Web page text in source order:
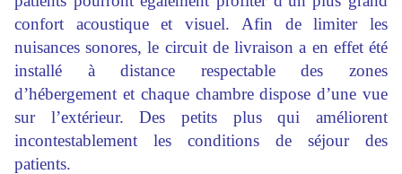
confort acoustique et visuel. Afin de limiter les
nuisances sonores, le circuit de livraison a en effet été
installé à distance respectable des zones
d’hébergement et chaque chambre dispose d’une vue
sur l’extérieur. Des petits plus qui améliorent
incontestablement les conditions de séjour des
patients.